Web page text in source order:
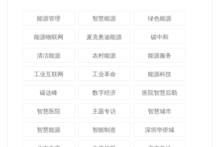
能源管理 智慧能源 绿色能源
能源物联网 麦克奥迪能源 碳中和
清洁能源 农村能源 能源服务
工业互联网 工业革命 能源科技
碳达峰 数字经济 医院智慧后勤
智慧医院 主题专访 智慧城市
​智慧能源 智能制造 深圳华侨城